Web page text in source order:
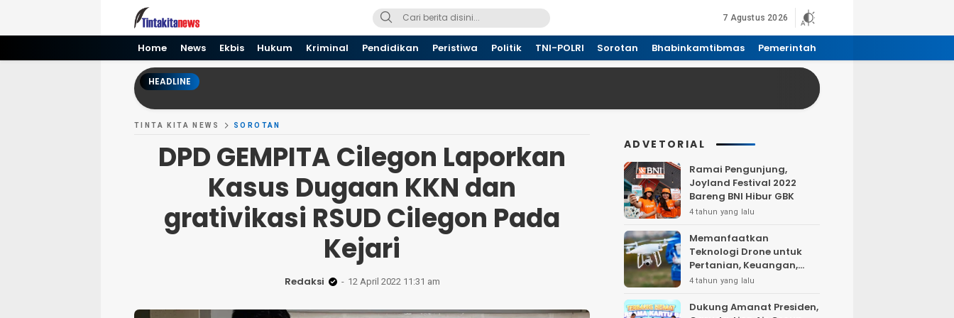
Tinta kita News
Informasi Terkini
7 Agustus 2026
Home News Ekbis Hukum Kriminal Pendidikan Peristiwa Politik TNI-POLRI Sorotan Bhabinkamtibmas Pemerintah
HEADLINE
TINTA KITA NEWS SOROTAN
DPD GEMPITA Cilegon Laporkan
Kasus Dugaan KKN dan
grativikasi RSUD Cilegon Pada
Kejari
Redaksi 12 April 2022 11:31 am
ADVETORIAL
Ramai Pengunjung,
Joyland Festival 2022
Bareng BNI Hibur GBK
4 tahun yang lalu
Memanfaatkan
Teknologi Drone untuk
Pertanian, Keuangan,
Pertambangan, Real
Telekomunikasi.
4 tahun yang lalu
Dukung Amanat Presiden,